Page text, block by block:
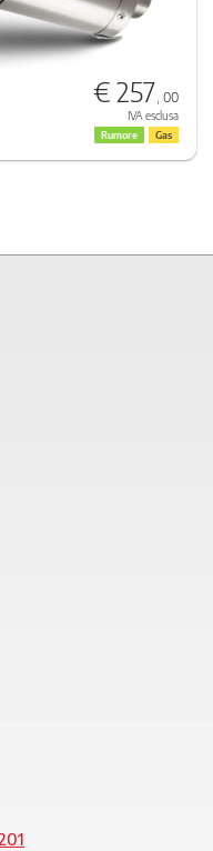
€ 257 , 00
IVA esclusa
Rumore Gas